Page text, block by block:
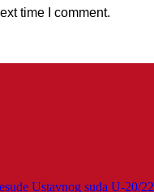
time I comment.
Ustavnog suda U-20/22